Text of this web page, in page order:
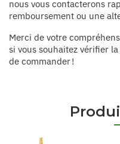
nous vous contacterons
remboursement ou une
Merci de votre
si vous souhaitez vérifier
de commander !